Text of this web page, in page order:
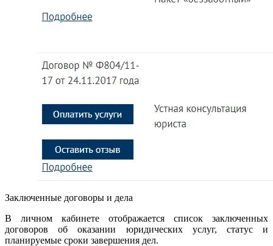
Заключенные договоры и дела
В личном кабинете отображается список заключенных
договоров об оказании юридических услуг, статус и
планируемые сроки завершения дел.